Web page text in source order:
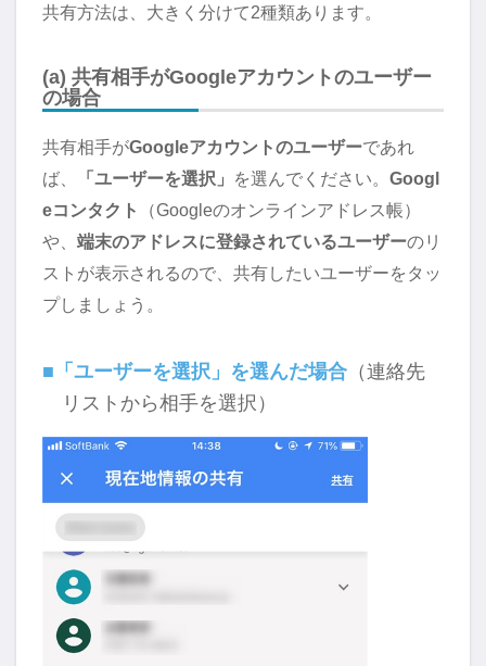
共有方法は、大きく分けて2種類あります。
(a) 共有相手がGoogleアカウントのユーザー
の場合
共有相手がGoogleアカウントのユーザーであれ
ば、
「ユーザーを選択」 を選んでください。 Googl
eコンタクト
（Googleのオンラインアドレス帳）
や、 端末のアドレスに登録されているユーザーのリ
ストが表示されるので、共有したいユーザーをタッ
プしましょう。
■「ユーザーを選択」を選んだ場合 （連絡先
リストから相手を選択）